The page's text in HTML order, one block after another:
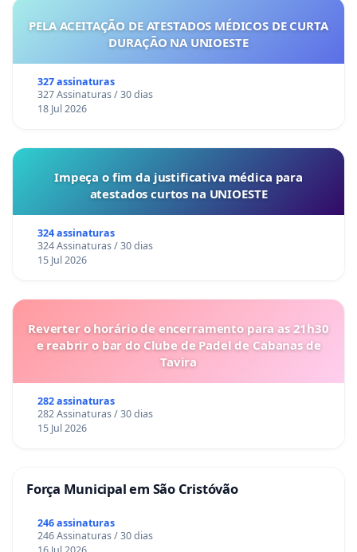
PELA ACEITAÇÃO DE ATESTADOS MÉDICOS DE CURTA
DURAÇÃO NA UNIOESTE
327 assinaturas
327 Assinaturas / 30 dias
18 Jul 2026
Impeça o fim da justificativa médica para
atestados curtos na UNIOESTE
324 assinaturas
324 Assinaturas / 30 dias
15 Jul 2026
Reverter o horário de encerramento para as 21h30
e reabrir o bar do Clube de Padel de Cabanas de
Tavira
282 assinaturas
282 Assinaturas / 30 dias
15 Jul 2026
Força Municipal em São Cristóvão
246 assinaturas
246 Assinaturas / 30 dias